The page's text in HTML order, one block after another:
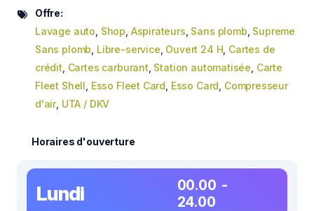
Offre:
Lavage auto Shop Aspirateurs Sans plomb Supreme
Sans plomb Libre-service Ouvert 24 H Cartes de
crédit Cartes carburant Station automatisée Carte
Fleet Shell Esso Fleet Card Esso Card Compresseur
d'air, UTA / DKV
Horaires d'ouverture
Lundi
00.00 -
24.00